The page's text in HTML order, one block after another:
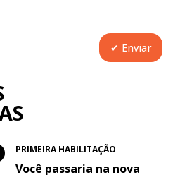
PRIMEIRA HABILITAÇÃO
Você passaria na nova